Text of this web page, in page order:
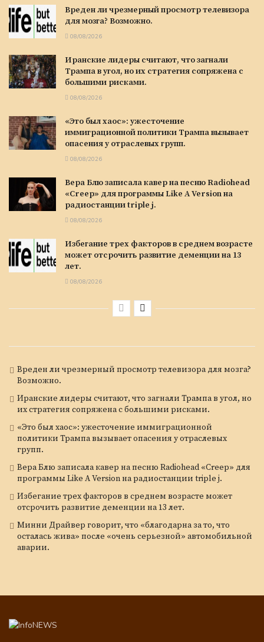
Вреден ли чрезмерный просмотр телевизора
для мозга? Возможно.
08/08/2026
Иранские лидеры считают, что загнали
Трампа в угол, но их стратегия сопряжена с
большими рисками.
08/08/2026
«Это был хаос»: ужесточение
иммиграционной политики Трампа вызывает
опасения у отраслевых групп.
08/08/2026
Вера Блю записала кавер на песню Radiohead
«Creep» для программы Like A Version на
радиостанции triple j.
08/08/2026
Избегание трех факторов в среднем возрасте
может отсрочить развитие деменции на 13
лет.
08/08/2026
Вреден ли чрезмерный просмотр телевизора для мозга?
Возможно.
Иранские лидеры считают, что загнали Трампа в угол, но
их стратегия сопряжена с большими рисками.
«Это был хаос»: ужесточение иммиграционной
политики Трампа вызывает опасения у отраслевых
групп.
Вера Блю записала кавер на песню Radiohead «Creep» для
программы Like A Version на радиостанции triple j.
Избегание трех факторов в среднем возрасте может
отсрочить развитие деменции на 13 лет.
Минни Драйвер говорит, что «благодарна за то, что
осталась жива» после «очень серьезной» автомобильной
аварии.